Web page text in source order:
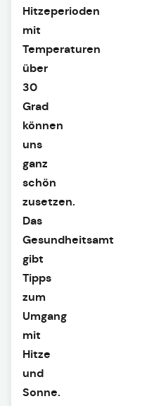
Hitzeperioden
mit
Temperaturen
über
30
Grad
können
uns
ganz
schön
zusetzen.
Das
Gesundheitsamt
gibt
Tipps
zum
Umgang
mit
Hitze
und
Sonne.